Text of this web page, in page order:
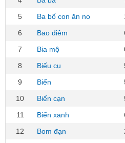
5
Ba bố con ăn no
6
Bao diêm
7
Bia mộ
8
Biếu cụ
9
Biển
10
Biển cạn
11
Biển xanh
12
Bom đạn